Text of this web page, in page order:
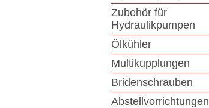
Zubehör für
Hydraulikpumpen
Ölkühler
Multikupplungen
Bridenschrauben
Abstellvorrichtungen